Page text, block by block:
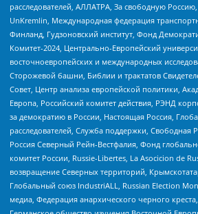
расследователей, АЛЛАТРА, За свободную
UnKremlin, Международная федерация
Финланд, Гудзоновский институт, Фонд
Комитет-2024, Центрально-Европейский
восточноевропейских и международных
Сторожевой башни, Библии и трактатов
Совет, Центр анализа европейской политики,
Европа, Российский комитет действия, РЭНД
за демократию в России, Настоящая Россия,
расследователей, Служба поддержки, Свободная
Россия Северный Рейн-Вестфалия, Фонд
комитет России, Russie-Libertes, La Asocicion de
возвращение Северных территорий,
Глобальный союз IndustriALL, Russian Election
медиа, Федерация анархического черного